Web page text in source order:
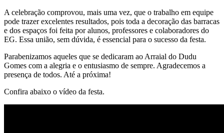
A celebração comprovou, mais uma vez, que o trabalho em equipe
pode trazer excelentes resultados, pois toda a decoração das barracas
e dos espaços foi feita por alunos, professores e colaboradores do
EG. Essa união, sem dúvida, é essencial para o sucesso da festa.
Parabenizamos aqueles que se dedicaram ao Arraial do Dudu
Gomes com a alegria e o entusiasmo de sempre. Agradecemos a
presença de todos. Até a próxima!
Confira abaixo o vídeo da festa.